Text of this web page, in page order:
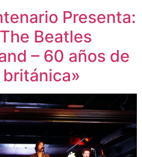
Presenta:
Beatles
– 60 años de